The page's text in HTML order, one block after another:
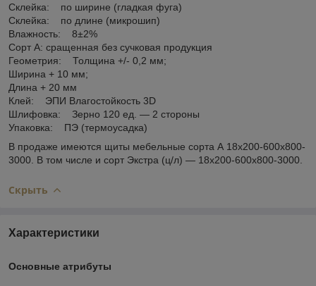
Склейка: по ширине (гладкая фуга)
Склейка: по длине (микрошип)
Влажность: 8±2%
Сорт А: сращенная без сучковая продукция
Геометрия: Толщина +/- 0,2 мм;
Ширина + 10 мм;
Длина + 20 мм
Клей: ЭПИ Влагостойкость 3D
Шлифовка: Зерно 120 ед. ― 2 стороны
Упаковка: ПЭ (термоусадка)
В продаже имеются щиты мебельные сорта А 18х200-600х800-
3000. В том числе и сорт Экстра (ц/л) ― 18х200-600х800-3000.
Скрыть
Характеристики
Основные атрибуты